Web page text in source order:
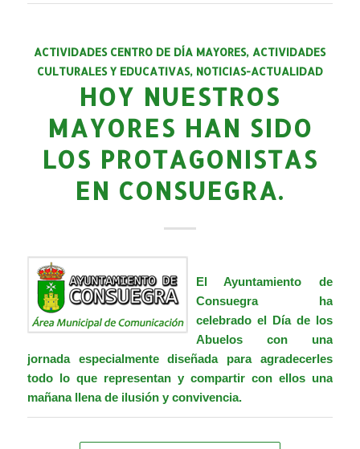
ACTIVIDADES CENTRO DE DÍA MAYORES, ACTIVIDADES
CULTURALES Y EDUCATIVAS, NOTICIAS-ACTUALIDAD
HOY NUESTROS
MAYORES HAN SIDO
LOS PROTAGONISTAS
EN CONSUEGRA.
El Ayuntamiento de
Consuegra ha
celebrado el Día de los
Abuelos con una
jornada especialmente diseñada para agradecerles
todo lo que representan y compartir con ellos una
mañana llena de ilusión y convivencia.